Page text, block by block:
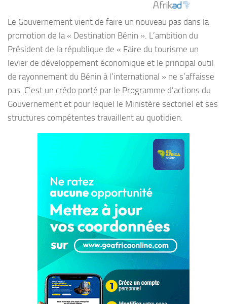
Le Gouvernement vient de faire un nouveau pas dans la
promotion de la « Destination Bénin ». L’ambition du
Président de la république de « Faire du tourisme un
levier de développement économique et le principal outil
de rayonnement du Bénin à l’international » ne s’affaisse
pas. C’est un crédo porté par le Programme d’actions du
Gouvernement et pour lequel le Ministère sectoriel et ses
structures compétentes travaillent au quotidien.